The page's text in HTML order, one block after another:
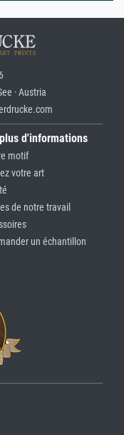
· Austria
d'informations
motif
votre art
de notre travail
un échantillon